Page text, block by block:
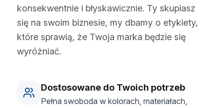
konsekwentnie i błyskawicznie. Ty skupiasz
się na swoim biznesie, my dbamy o etykiety,
które sprawią, że Twoja marka będzie się
wyróżniać.
Dostosowane do Twoich potrzeb
Pełna swoboda w kolorach, materiałach,